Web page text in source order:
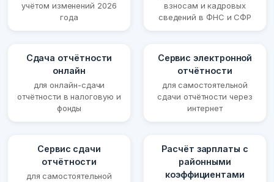
учётом изменений 2026
года
взносам и кадровых
сведений в ФНС и СФР
Сдача отчётности
онлайн
для онлайн-сдачи
отчётности в налоговую и
фонды
Сервис электронной
отчётности
для самостоятельной
сдачи отчётности через
интернет
Сервис сдачи
отчётности
для самостоятельной
Расчёт зарплаты с
районными
коэффициентами